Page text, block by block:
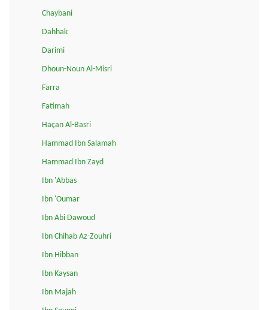
Chaybani
Dahhak
Darimi
Dhoun-Noun Al-Misri
Farra
Fatimah
Haçan Al-Basri
Hammad Ibn Salamah
Hammad Ibn Zayd
Ibn 'Abbas
Ibn 'Oumar
Ibn Abi Dawoud
Ibn Chihab Az-Zouhri
Ibn Hibban
Ibn Kaysan
Ibn Majah